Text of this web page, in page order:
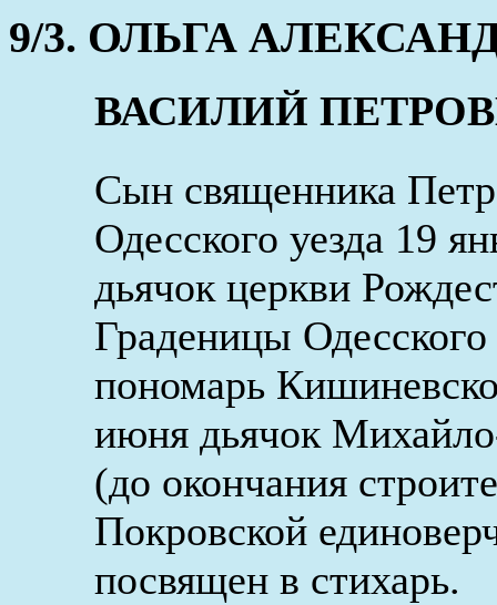
9/3. ОЛЬГА
ВАСИЛИЙ
Сын священника
Одесского уезда 19
дьячок церкви
Граденицы Одесского
пономарь
июня дьячок
(до окончания
Покровской
посвящен в стихарь.